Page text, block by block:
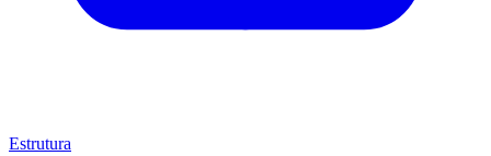
Estrutura